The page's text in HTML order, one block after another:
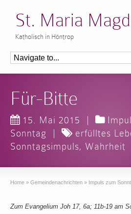
St. Maria
Katholisch in Höntrop
Für-Bitte
15. Mai 2015 |
Sonntag
| erfülltes
Sonntagsimpuls, Wahrheit
Home » Gemeindenachrichten » Impuls zum
Zum Evangelium Joh 17, 6a; 11b-19 am